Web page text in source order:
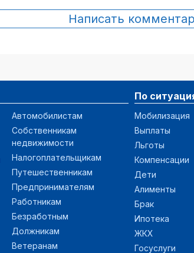
Написать
Автомобилистам
Собственникам
недвижимости
Налогоплательщикам
Путешественникам
Предпринимателям
Работникам
Безработным
Должникам
Ветеранам
По
Мобилизация
Выплаты
Льготы
Компенсации
Дети
Алименты
Брак
Ипотека
ЖКХ
Госуслуги